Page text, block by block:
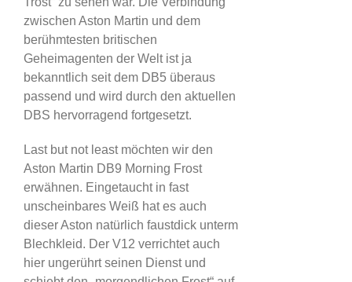
zwischen Aston Martin und dem
berühmtesten britischen
Geheimagenten der Welt ist ja
bekanntlich seit dem DB5 überaus
passend und wird durch den aktuellen
DBS hervorragend fortgesetzt.
Last but not least möchten wir den
Aston Martin DB9 Morning Frost
erwähnen. Eingetaucht in fast
unscheinbares Weiß hat es auch
dieser Aston natürlich faustdick unterm
Blechkleid. Der V12 verrichtet auch
hier ungerührt seinen Dienst und